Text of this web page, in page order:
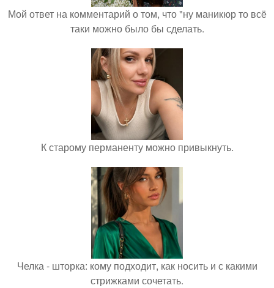
Мой ответ на комментарий о том, что "ну маникюр то всё
таки можно было бы сделать.
К старому перманенту можно привыкнуть.
Челка - шторка: кому подходит, как носить и с какими
стрижками сочетать.